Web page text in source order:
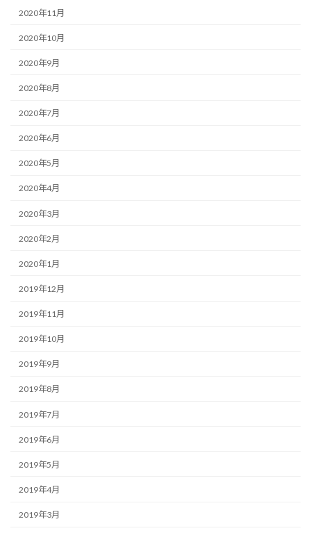
2020年11月
2020年10月
2020年9月
2020年8月
2020年7月
2020年6月
2020年5月
2020年4月
2020年3月
2020年2月
2020年1月
2019年12月
2019年11月
2019年10月
2019年9月
2019年8月
2019年7月
2019年6月
2019年5月
2019年4月
2019年3月